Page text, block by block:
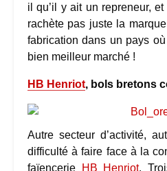
il qu’il y ait un repreneur,
rachète pas juste la
fabrication dans un pays
bien meilleur marché !
HB Henriot, bols bretons
Autre secteur d’activité,
difficulté à faire face à la
faïencerie
HB Henriot.